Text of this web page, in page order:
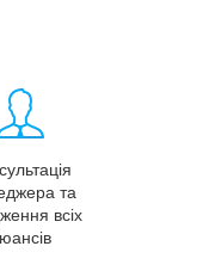
та
всіх